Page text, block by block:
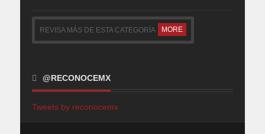
REVISA MÁS DE ESTA CATEGORÍA MORE
@RECONOCEMX
Tweets by reconocemx